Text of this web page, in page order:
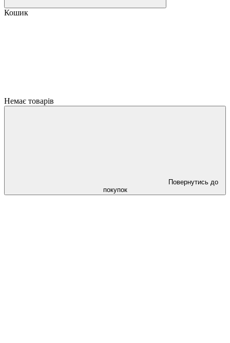
Кошик
Немає товарів
Повернутись до
покупок